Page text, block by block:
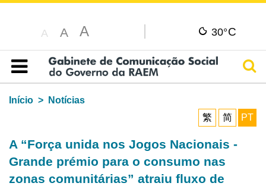
A A A 30°C
Índice
Início
Notícias
繁
简 PT
A “Força unida nos Jogos Nacionais -
Grande prémio para o consumo nas
zonas comunitárias” atraiu fluxo de